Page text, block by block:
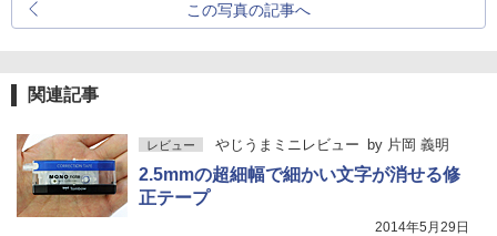
この写真の記事へ
関連記事
レビュー やじうまミニレビュー by 片岡 義明
2.5mmの超細幅で細かい文字が消せる修
正テープ
2014年5月29日